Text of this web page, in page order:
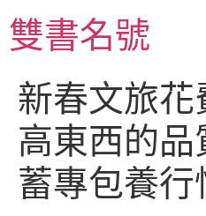
至
主雙書名號
新春文旅
高東西的
蓄專包養行